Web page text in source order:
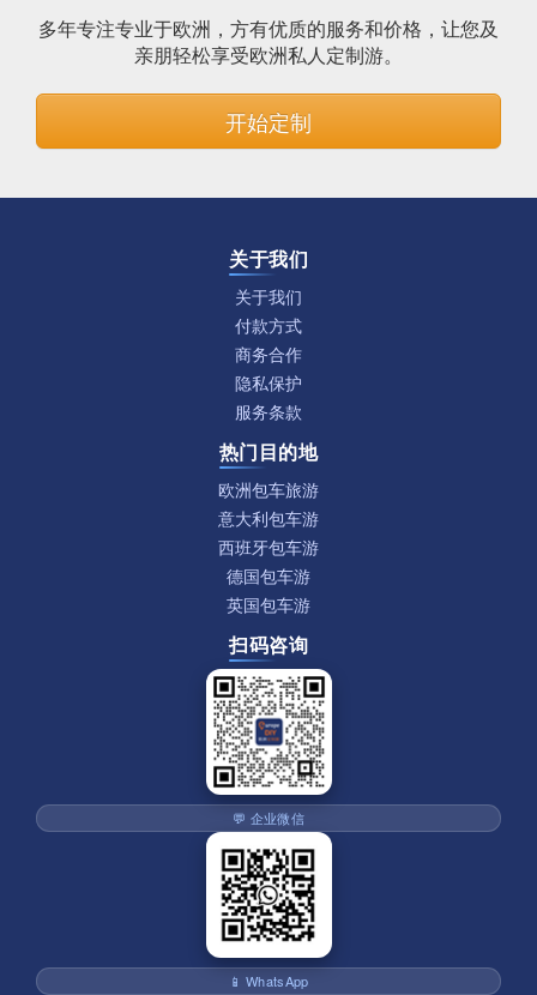
多年专注专业于欧洲，方有优质的服务和价格，让您及
亲朋轻松享受欧洲私人定制游。
开始定制
关于我们
关于我们
付款方式
商务合作
隐私保护
服务条款
热门目的地
欧洲包车旅游
意大利包车游
西班牙包车游
德国包车游
英国包车游
扫码咨询
💬 企业微信
📱 WhatsApp